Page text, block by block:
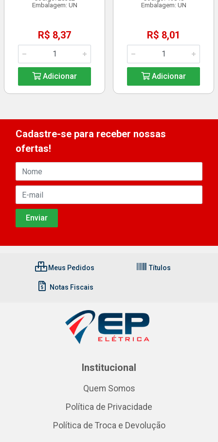
Embalagem: UN
R$ 8,37
Adicionar
Embalagem: UN
R$ 8,01
Adicionar
Cadastre-se para receber nossas
ofertas!
Meus Pedidos Títulos
Notas Fiscais
Institucional
Quem Somos
Política de Privacidade
Política de Troca e Devolução